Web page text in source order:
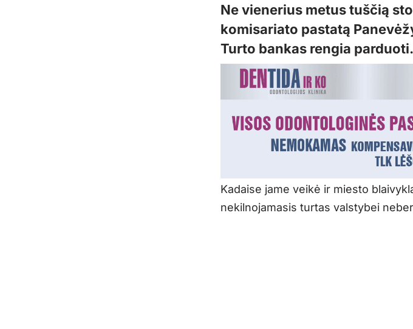
Ne vienerius metus tuščią
komisariato pastatą
Turto bankas rengia parduoti.
Kadaise jame veikė ir miesto
nekilnojamasis turtas valstybei